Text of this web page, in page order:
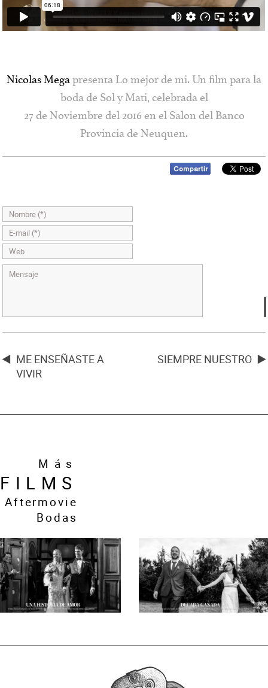
Nicolas Megapresenta Lo mejor de mi. Un film para la
boda de Sol y Mati, celebrada el
27 de Noviembre del 2016 en el Salon del Banco
Provincia de Neuquen.
ME ENSEÑASTE A
VIVIR
SIEMPRE NUESTRO
Más
FILMS
Aftermovie
Bodas